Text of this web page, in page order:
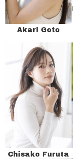
Akari Goto
Chisako Furuta